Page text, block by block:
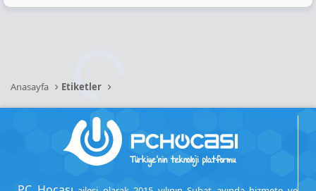
Anasayfa Etiketler